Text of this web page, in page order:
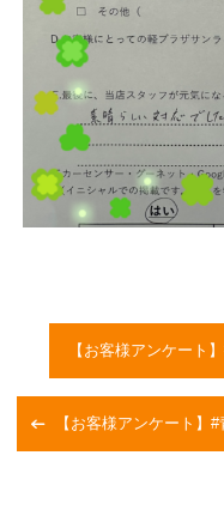
【お客様アンケート
【お客様アンケート】